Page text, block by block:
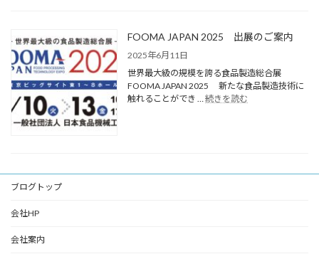
FOOMA JAPAN 2025 出展のご案内
2025年6月11日
世界最大級の規模を誇る食品製造総合展
FOOMA JAPAN 2025 新たな食品製造技術に
触れることができ … 続きを読む
ブログトップ
会社HP
会社案内